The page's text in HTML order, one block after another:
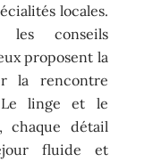
locales.
les conseils
proposent la
la rencontre
Le linge et le
chaque détail
fluide et